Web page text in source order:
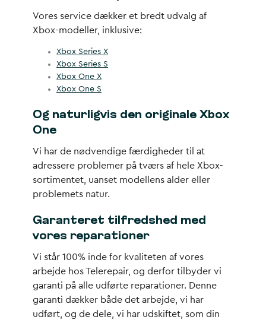
Vores service dækker et bredt udvalg af
Xbox-modeller, inklusive:
Xbox Series X
Xbox Series S
Xbox One X
Xbox One S
Og naturligvis den originale Xbox
One
Vi har de nødvendige færdigheder til at
adressere problemer på tværs af hele Xbox-
sortimentet, uanset modellens alder eller
problemets natur.
Garanteret tilfredshed med
vores reparationer
Vi står 100% inde for kvaliteten af vores
arbejde hos Telerepair, og derfor tilbyder vi
garanti på alle udførte reparationer. Denne
garanti dækker både det arbejde, vi har
udført, og de dele, vi har udskiftet, som din